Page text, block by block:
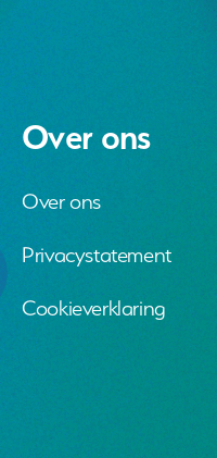
Over ons
Over ons
Privacystatement
Cookieverklaring